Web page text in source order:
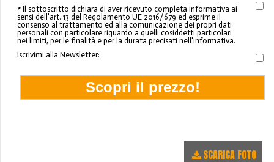
* Il sottoscritto dichiara di aver ricevuto completa informativa ai
sensi dell'art. 13 del Regolamento UE 2016/679 ed esprime il
consenso al trattamento ed alla comunicazione dei propri dati
personali con particolare riguardo a quelli cosiddetti particolari
nei limiti, per le finalità e per la durata precisati nell'informativa.
Iscrivimi alla Newsletter:
SCARICA FOTO